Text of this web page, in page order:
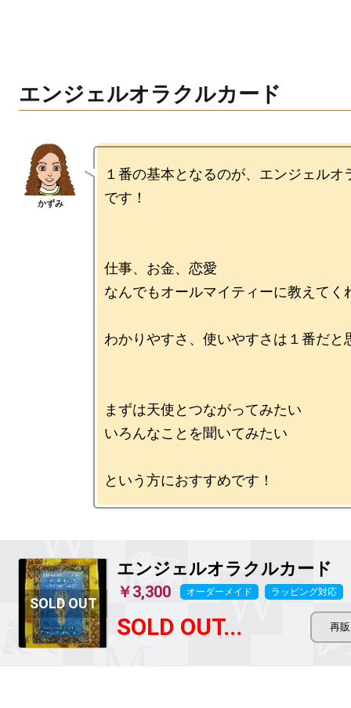
エンジェルオラクルカード
１番の基本となるのが、エンジェルオ
です！
仕事、お金、恋愛
なんでもオールマイティーに教えてく
わかりやすさ、使いやすさは１番だと
まずは天使とつながってみたい
いろんなことを聞いてみたい
エンジェルオラクルカード
￥3,300 オーダーメイド ラッピング対応
SOLD OUT...